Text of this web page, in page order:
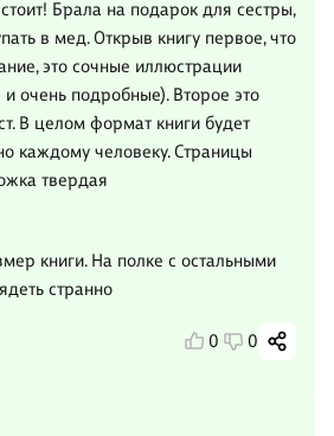
Брала на подарок для сестры,
в мед. Открыв книгу первое, что
это сочные иллюстрации
очень подробные). Второе это
В целом формат книги будет
каждому человеку. Страницы
твердая
книги. На полке с остальными
странно
0 0